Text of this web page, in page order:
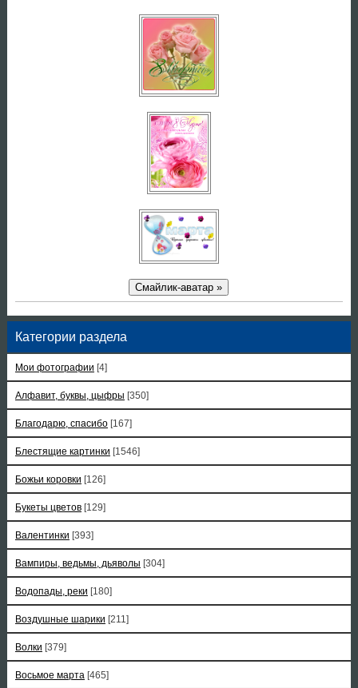
Смайлик-аватар »
Категории раздела
Мои фотографии [4]
Алфавит, буквы, цыфры [350]
Благодарю, спасибо [167]
Блестящие картинки [1546]
Божьи коровки [126]
Букеты цветов [129]
Валентинки [393]
Вампиры, ведьмы, дьяволы [304]
Водопады, реки [180]
Воздушные шарики [211]
Волки [379]
Восьмое марта [465]